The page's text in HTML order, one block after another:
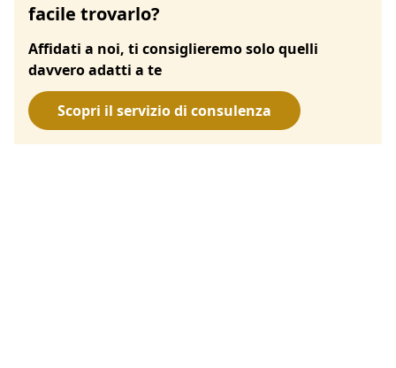
facile trovarlo?
Affidati a noi, ti consiglieremo solo quelli
davvero adatti a te
Scopri il servizio di consulenza